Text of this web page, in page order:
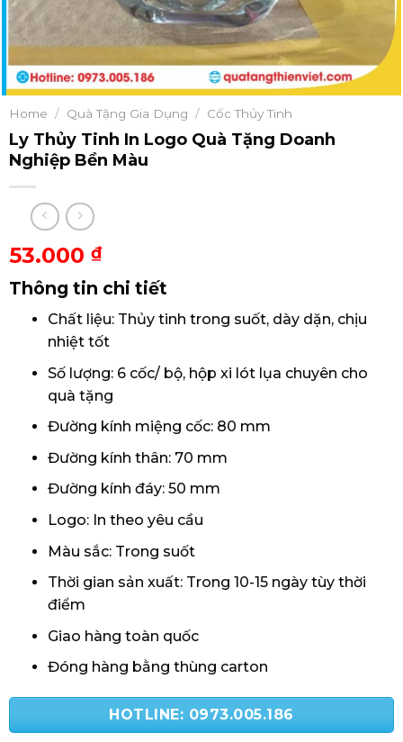
Home / Quà Tặng Gia Dụng / Cốc Thủy Tinh
Ly Thủy Tinh In Logo Quà Tặng Doanh
Nghiệp Bền Màu
53.000 ₫
Thông tin chi tiết
Chất liệu: Thủy tinh trong suốt, dày dặn, chịu
nhiệt tốt
Số lượng: 6 cốc/ bộ, hộp xi lót lụa chuyên cho
quà tặng
Đường kính miệng cốc: 80 mm
Đường kính thân: 70 mm
Đường kính đáy: 50 mm
Logo: In theo yêu cầu
Màu sắc: Trong suốt
Thời gian sản xuất: Trong 10-15 ngày tùy thời
điểm
Giao hàng toàn quốc
Đóng hàng bằng thùng carton
HOTLINE: 0973.005.186